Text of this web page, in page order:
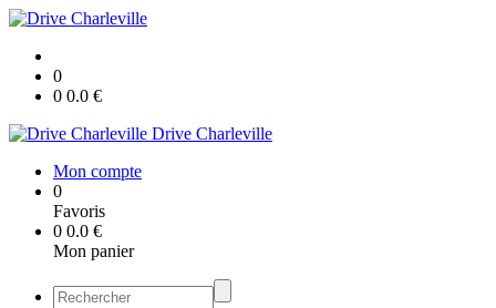
0
0 0.0 €
Drive Charleville
Mon compte
0
Favoris
0 0.0 €
Mon panier